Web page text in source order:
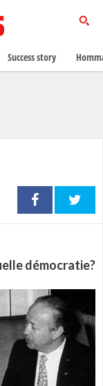
démocratie?
Success story